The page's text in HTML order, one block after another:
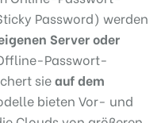
Password) werden
Server oder
Passwort-
sieauf dem
bieten Vor- und